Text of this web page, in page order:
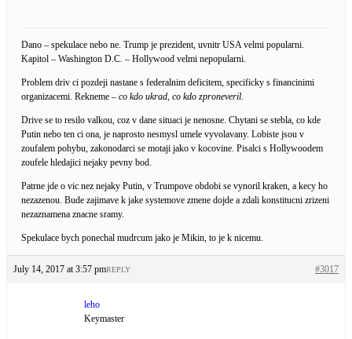
Dano – spekulace nebo ne. Trump je prezident, uvnitr USA velmi popularni.
Kapitol – Washington D.C. – Hollywood velmi nepopularni.
Problem driv ci pozdeji nastane s federalnim deficitem, specificky s financinimi
organizacemi. Rekneme – co kdo ukrad, co kdo zproneveril
Drive se to resilo valkou, coz v dane situaci je nenosne. Chytani se stebla, co kde
Putin nebo ten ci ona, je naprosto nesmysl umele vyvolavany. Lobiste jsou v
zoufalem pohybu, zakonodarci se motaji jako v kocovine. Pisalci s Hollywoodem
zoufele hledajici nejaky pevny bod.
Patrne jde o vic nez nejaky Putin, v Trumpove obdobi se vynoril kraken, a kecy ho
nezazenou. Bude zajimave k jake systemove zmene dojde a zdali konstitucni zrizeni
nezaznamena znacne sramy.
Spekulace bych ponechal mudrcum jako je Mikin, to je k nicemu.
July 14, 2017 at 3:57 pm #3017
REPLY
leho
Keymaster